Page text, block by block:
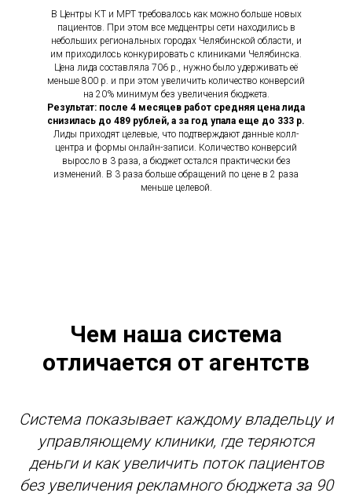
В Центры КТ и МРТ требовалось как можно больше новых
пациентов. При этом все медцентры сети находились в
небольших региональных городах Челябинской области, и
им приходилось конкурировать с клиниками Челябинска.
Цена лида составляла 706 р., нужно было удерживать её
меньше 800 р. и при этом увеличить количество конверсий
на 20% минимум без увеличения бюджета.
Результат: после 4 месяцев работ средняя цена лида
снизилась до 489 рублей, а за год упала еще до 333 р.
Лиды приходят целевые, что подтверждают данные колл-
центра и формы онлайн-записи. Количество конверсий
выросло в 3 раза, а бюджет остался практически без
изменений. В 3 раза больше обращений по цене в 2 раза
меньше целевой.
Чем наша система
отличается от агентств
Система показывает каждому владельцу и
управляющему клиники, где теряются
деньги и как увеличить поток пациентов
без увеличения рекламного бюджета за 90